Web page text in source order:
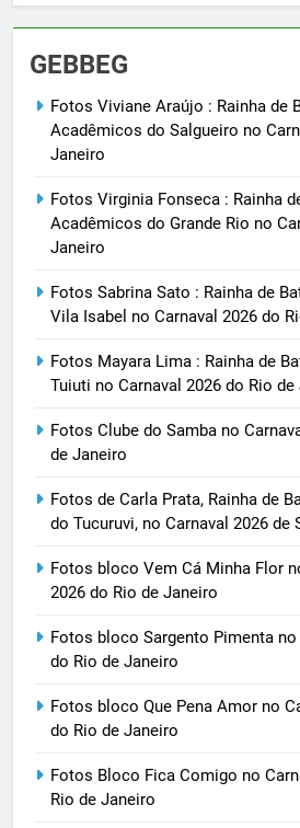
GEBBEG
Fotos Viviane Araújo : Rainha de
Acadêmicos do Salgueiro no
Janeiro
Fotos Virginia Fonseca : Rainha
Acadêmicos do Grande Rio no
Janeiro
Fotos Sabrina Sato : Rainha de
Vila Isabel no Carnaval 2026 do
Fotos Mayara Lima : Rainha de
Tuiuti no Carnaval 2026 do Rio de
Fotos Clube do Samba no
de Janeiro
Fotos de Carla Prata, Rainha de
do Tucuruvi, no Carnaval 2026 de
Fotos bloco Vem Cá Minha Flor
2026 do Rio de Janeiro
Fotos bloco Sargento Pimenta no
do Rio de Janeiro
Fotos bloco Que Pena Amor no
do Rio de Janeiro
Fotos Bloco Fica Comigo no
Rio de Janeiro